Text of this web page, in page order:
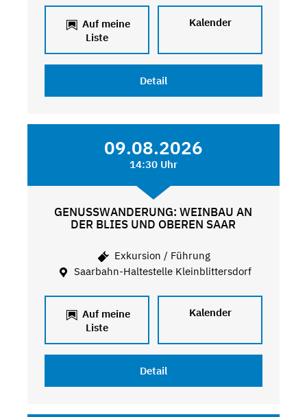
Auf meine
Liste
Kalender
Detail
09.08.2026
14:30 Uhr
GENUSSWANDERUNG: WEINBAU AN
DER BLIES UND OBEREN SAAR
Exkursion / Führung
Saarbahn-Haltestelle Kleinblittersdorf
Auf meine
Liste
Kalender
Detail